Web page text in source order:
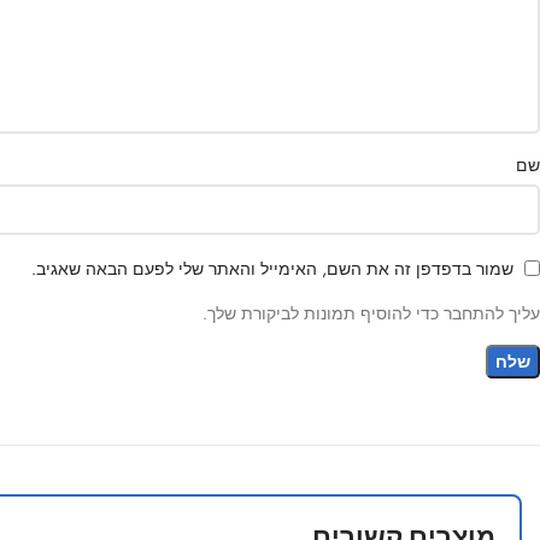
שם
שמור בדפדפן זה את השם, האימייל והאתר שלי לפעם הבאה שאגיב.
עליך להתחבר כדי להוסיף תמונות לביקורת שלך.